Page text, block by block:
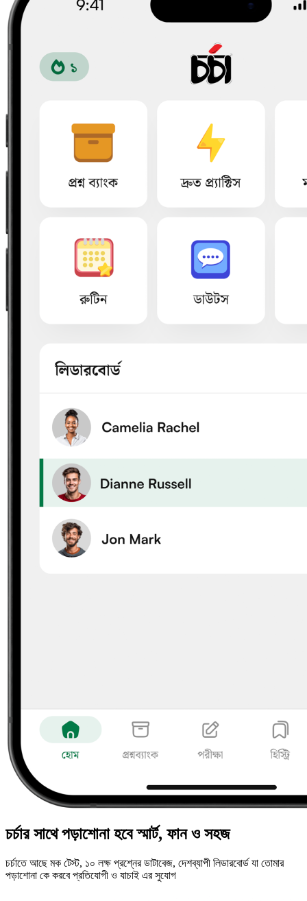
চর্চার সাথে পড়াশোনা হবে স্মার্ট, ফান ও সহজ
চর্চাতে আছে মক টেস্ট, ১০ লক্ষ প্রশ্নের ডাটাবেজ, দেশব্যাপী লিডারবোর্ড যা তোমার
পড়াশোনা কে করবে প্রতিযোগী ও যাচাই এর সুযোগ